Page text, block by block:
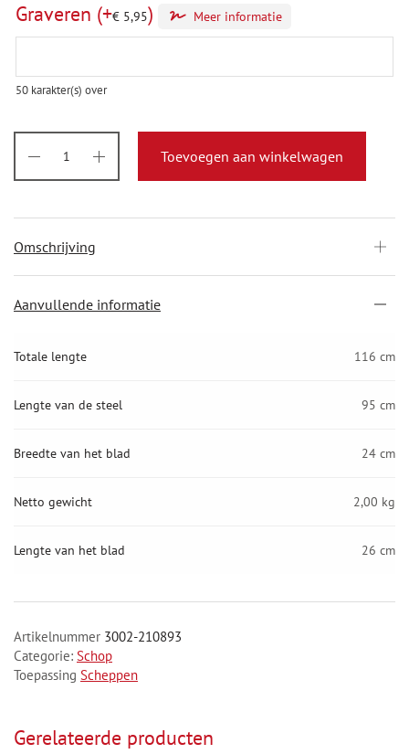
Graveren (+€ 5,95)
50 karakter(s) over
Meer informatie
Toevoegen aan winkelwagen
Omschrijving
Aanvullende informatie
Totale lengte 116 cm
Lengte van de steel 95 cm
Breedte van het blad 24 cm
Netto gewicht 2,00 kg
Lengte van het blad 26 cm
Artikelnummer 3002-210893
Categorie: Schop
Toepassing Scheppen
Gerelateerde producten